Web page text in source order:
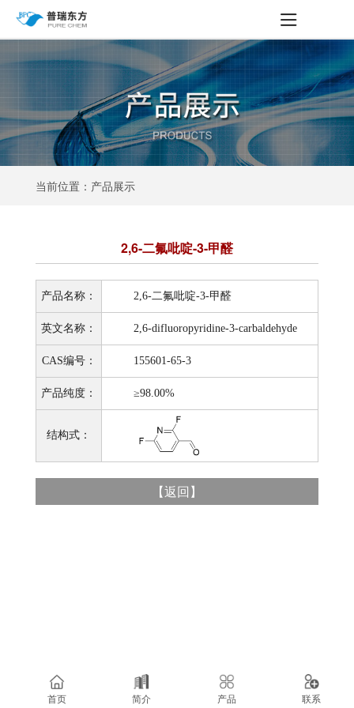
当前位置：产品展示
2,6-二氟吡啶-3-甲醛
产品名称： 2,6-二氟吡啶-3-甲醛
英文名称： 2,6-difluoropyridine-3-carbaldehyde
CAS编号： 155601-65-3
产品纯度： ≥98.00%
结构式：
【返回】
首页 简介 产品 联系